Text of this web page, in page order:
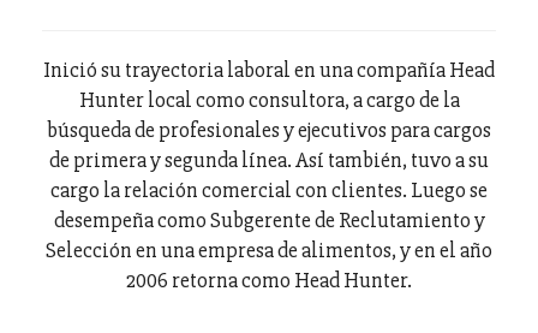
Inició su trayectoria laboral en una compañía Head
Hunter local como consultora, a cargo de la
búsqueda de profesionales y ejecutivos para cargos
de primera y segunda línea. Así también, tuvo a su
cargo la relación comercial con clientes. Luego se
desempeña como Subgerente de Reclutamiento y
Selección en una empresa de alimentos, y en el año
2006 retorna como Head Hunter.